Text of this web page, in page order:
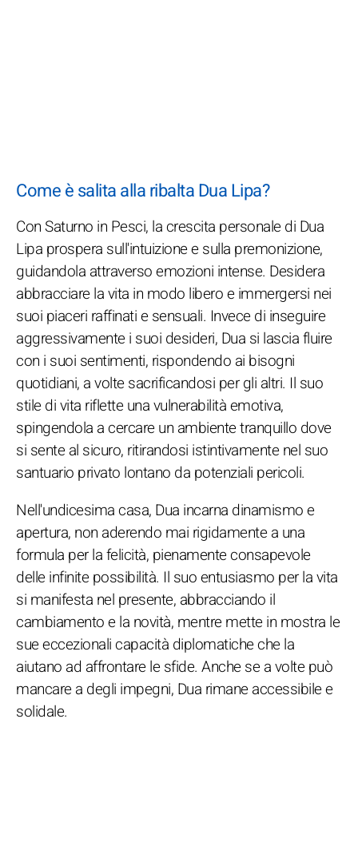
Come è salita alla ribalta Dua Lipa?
Con Saturno in Pesci, la crescita personale di Dua
Lipa prospera sull'intuizione e sulla premonizione,
guidandola attraverso emozioni intense. Desidera
abbracciare la vita in modo libero e immergersi nei
suoi piaceri raffinati e sensuali. Invece di inseguire
aggressivamente i suoi desideri, Dua si lascia fluire
con i suoi sentimenti, rispondendo ai bisogni
quotidiani, a volte sacrificandosi per gli altri. Il suo
stile di vita riflette una vulnerabilità emotiva,
spingendola a cercare un ambiente tranquillo dove
si sente al sicuro, ritirandosi istintivamente nel suo
santuario privato lontano da potenziali pericoli.
Nell'undicesima casa, Dua incarna dinamismo e
apertura, non aderendo mai rigidamente a una
formula per la felicità, pienamente consapevole
delle infinite possibilità. Il suo entusiasmo per la vita
si manifesta nel presente, abbracciando il
cambiamento e la novità, mentre mette in mostra le
sue eccezionali capacità diplomatiche che la
aiutano ad affrontare le sfide. Anche se a volte può
mancare a degli impegni, Dua rimane accessibile e
solidale.